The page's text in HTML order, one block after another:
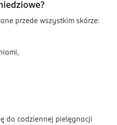
przede wszystkim skórze:
do codziennej pielęgnacji